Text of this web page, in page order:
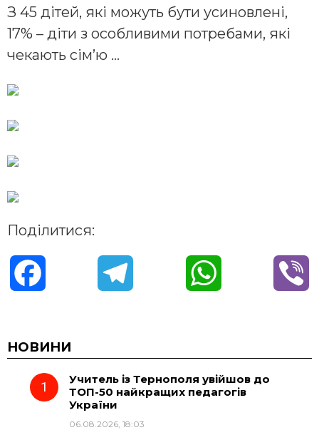
З 45 дітей, які можуть бути усиновлені,
17% – діти з особливими потребами, які
чекають сім’ю …
Поділитися:
c
e e t
НОВИНИ
Учитель із Тернополя увійшов до
ТОП-50 найкращих педагогів
України
06.08.2026, 18:03